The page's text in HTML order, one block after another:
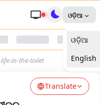
ଓଡ଼ିଆ
ଓଡ଼ିଆ
English
in-the-toilet
Translate